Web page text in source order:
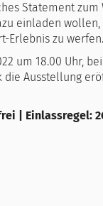
Statement
einladen
Erlebnis zu werfen.
um 18.00 Uhr,
die Ausstellung
| Einlassregel: